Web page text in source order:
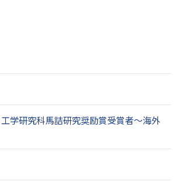
学研究科馬詰研究奨励賞受賞者～海外